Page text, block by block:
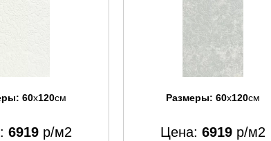
60x120см
6919 р/м2
Размеры: 60x120см
Цена: 6919 р/м2